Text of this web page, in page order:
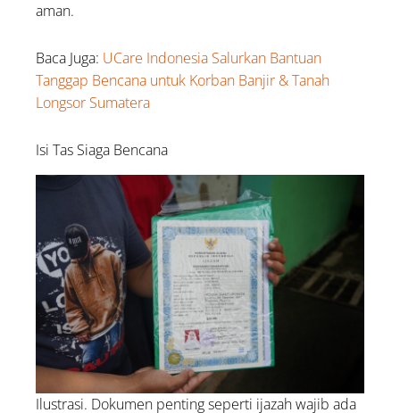
aman.
Baca Juga: UCare Indonesia Salurkan Bantuan
Tanggap Bencana untuk Korban Banjir & Tanah
Longsor Sumatera
Isi Tas Siaga Bencana
Ilustrasi. Dokumen penting seperti ijazah wajib ada